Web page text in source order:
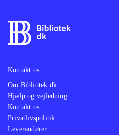
Kontakt os
Om Bibliotek.dk
Hjælp og vejledning
Kontakt os
Privatlivspolitik
Leverandører